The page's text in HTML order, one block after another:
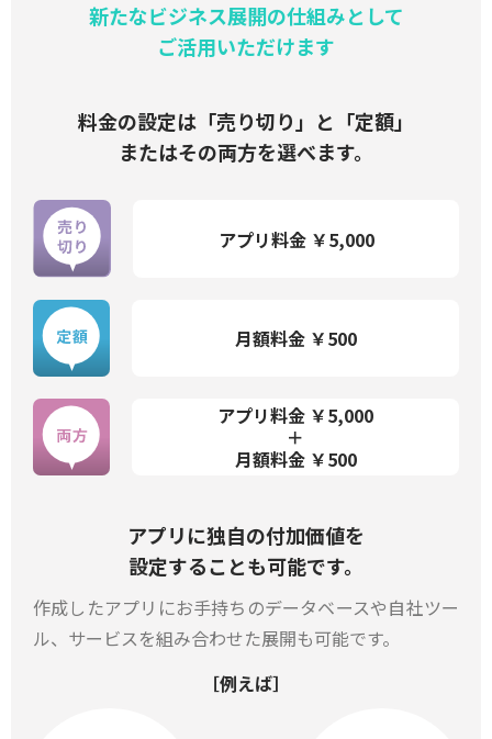
新たなビジネス展開の仕組みとして
ご活用いただけます
料金の設定は「売り切り」と「定額」
またはその両方を選べます。
アプリ料金 ￥5,000
月額料金 ￥500
アプリ料金 ￥5,000
＋
月額料金 ￥500
アプリに独自の付加価値を
設定することも可能です。
作成したアプリにお手持ちのデータベースや自社ツー
ル、サービスを組み合わせた展開も可能です。
［例えば］